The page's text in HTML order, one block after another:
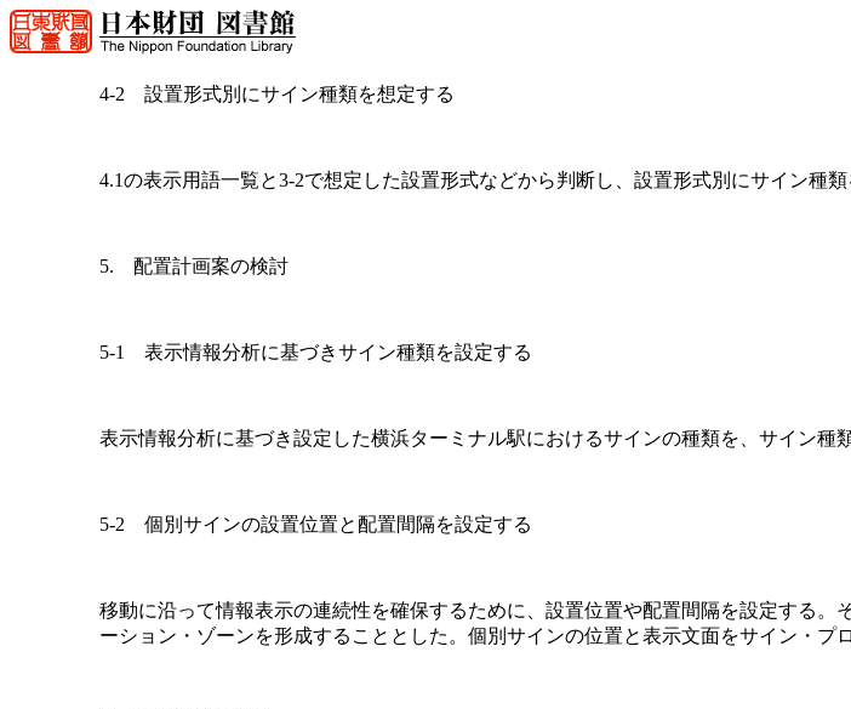
4-2 設置形式別にサイン種類を想定する
4.1の表示用語一覧と3-2で想定した設置形式などから判断し、設置形式別にサイン種
5. 配置計画案の検討
5-1 表示情報分析に基づきサイン種類を設定する
表示情報分析に基づき設定した横浜ターミナル駅におけるサインの種類を、サイン種
5-2 個別サインの設置位置と配置間隔を設定する
移動に沿って情報表示の連続性を確保するために、設置位置や配置間隔を設定する
ーション・ゾーンを形成することとした。個別サインの位置と表示文面をサイン・プ